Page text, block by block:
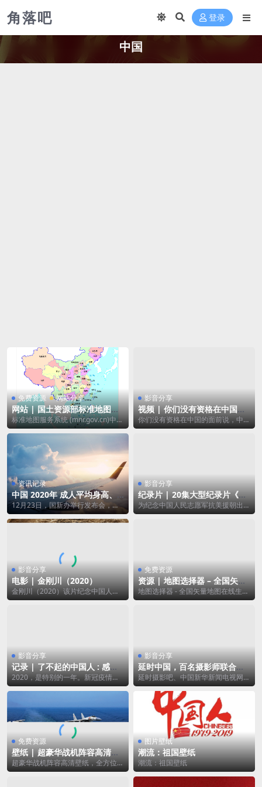
角落吧 登录
中国
免费资源 网站分享
网站 | 国土资源部标准地图服
务系统获取中国、世界地图
标准地图服务系统 (mnr.gov.cn)中的
地图由国土资源部提供，可获取网站
影音分享
视频 | 你们没有资格在中国的
面前说，中国人不吃这一套！
你们没有资格在中国的面前说，中国
人不吃这一套！尊严只在剑锋之上，
资讯记录
中国 2020年 成人平均身高、
体重、患病率公布
12月23日，国新办举行发布会，发
布《中国居民营养与慢性病状况报告
（2020）年...
影音分享
纪录片 | 20集大型纪录片《抗
美援朝保家卫国》
为纪念中国人民志愿军抗美援朝出国
作战70周年，大型纪录片《抗美援
影音分享
电影 | 金刚川（2020）
金刚川（2020）该片纪念中国人民
志愿军抗美援朝出国作战70周年，
免费资源
资源 | 地图选择器 – 全国矢量
地图在线生成。
地图选择器 - 全国矢量地图在线生
成，支持省区县矢量地图下载。网站
影音分享
记录 | 了不起的中国人 : 感恩
有你，山河无恙！
2020，是特别的一年。新冠疫情的
爆发，给中国带来了巨大的考验，从
影音分享
延时中国，百名摄影师联合献
礼新中国成立71周年！
延时摄影吧、中国新华新闻电视网联
合百名摄影师共览祖国美景！
免费资源
壁纸 | 超豪华战机阵容高清壁
纸来了，收藏这份霸气！
超豪华战机阵容高清壁纸，全方位、
无死角、高清的、可下载。喜欢就多
图片壁纸
潮流：祖国壁纸
潮流：祖国壁纸